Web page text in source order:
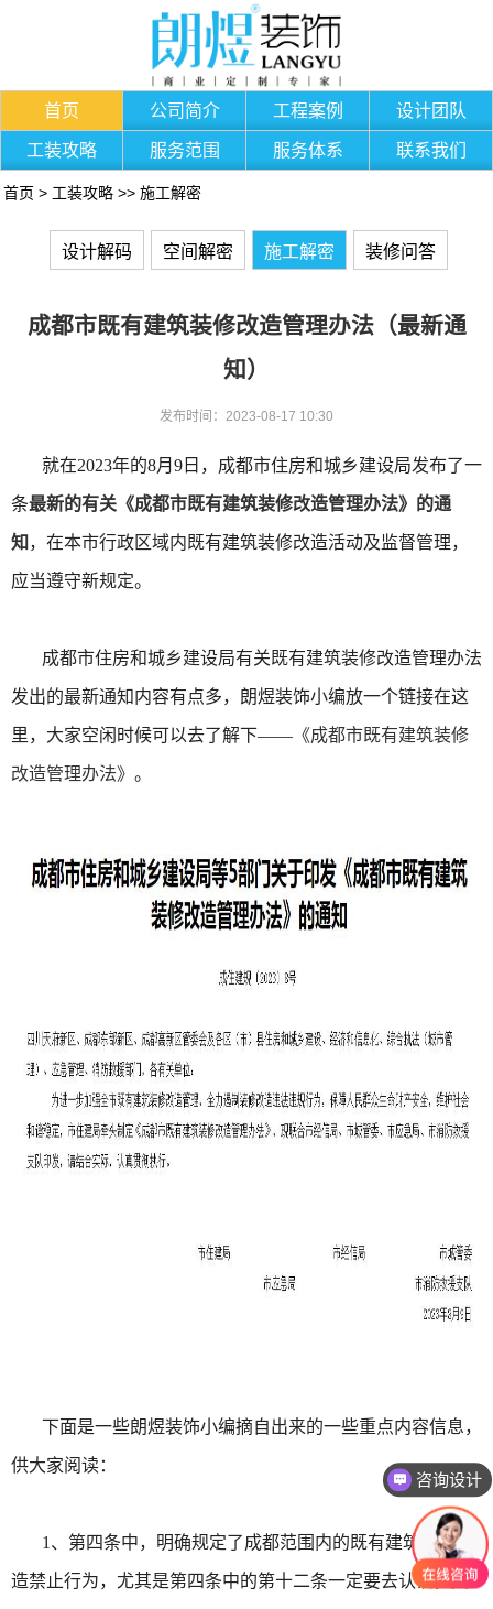
首页 公司简介 工程案例 设计团队
工装攻略 服务范围 服务体系 联系我们
首页 > 工装攻略 >> 施工解密
设计解码 空间解密 施工解密 装修问答
成都市既有建筑装修改造管理办法（最新通
知）
发布时间：2023-08-17 10:30
就在2023年的8月9日，成都市住房和城乡建设局发布了一
条最新的有关《成都市既有建筑装修改造管理办法》的通
知 ，在本市行政区域内既有建筑装修改造活动及监督管理，
应当遵守新规定。
成都市住房和城乡建设局有关既有建筑装修改造管理办法
发出的最新通知内容有点多，朗煜装饰小编放一个链接在这
里，大家空闲时候可以去了解下—— 《成都市既有建筑装修
改造管理办法》 。
下面是一些朗煜装饰小编摘自出来的一些重点内容信息，
供大家阅读：
1、第四条中，明确规定了成都范围内的既有建筑装修改
造禁止行为，尤其是第四条中的第十二条一定要去认识，因
咨询设计